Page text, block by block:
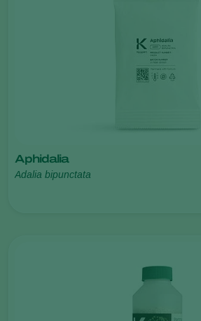
Aphidalia
Adalia bipunctata